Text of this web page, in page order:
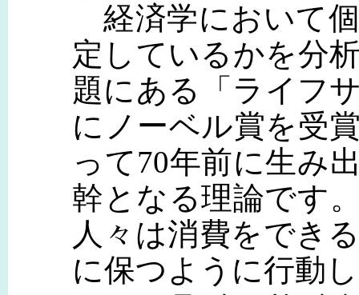
経済学において
定しているかを分
題にある「ライフ
にノーベル賞を受
って70年前に生み
幹となる理論です
人々は消費をでき
に保つように行動